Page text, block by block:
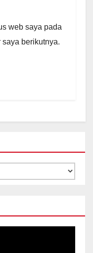
web saya pada
berikutnya.